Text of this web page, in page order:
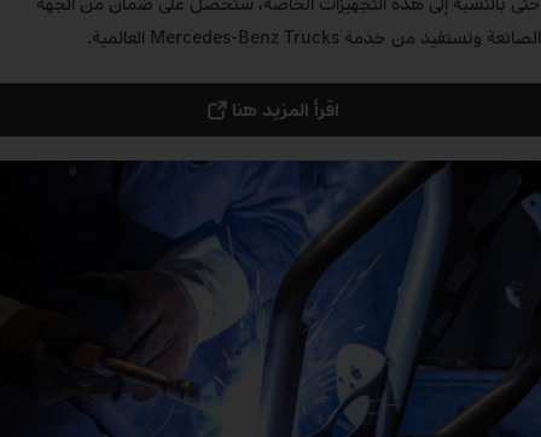
الصانعة وتستفيد من خدمة Mercedes‑Benz Trucks العالمية.
اقرأ المزيد هنا